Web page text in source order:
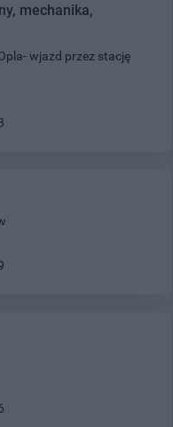
mechanika,
wjazd przez stację